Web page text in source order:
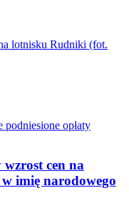
wzrost cen na
imię narodowego